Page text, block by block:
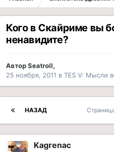
Кого в Скайриме вы
ненавидите?
АвторSeatroll,
25 ноября, 2011 в TES V: Мысли
НАЗАД
Kagrenac